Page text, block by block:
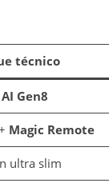
técnico
Gen8
Magic Remote
ultra slim